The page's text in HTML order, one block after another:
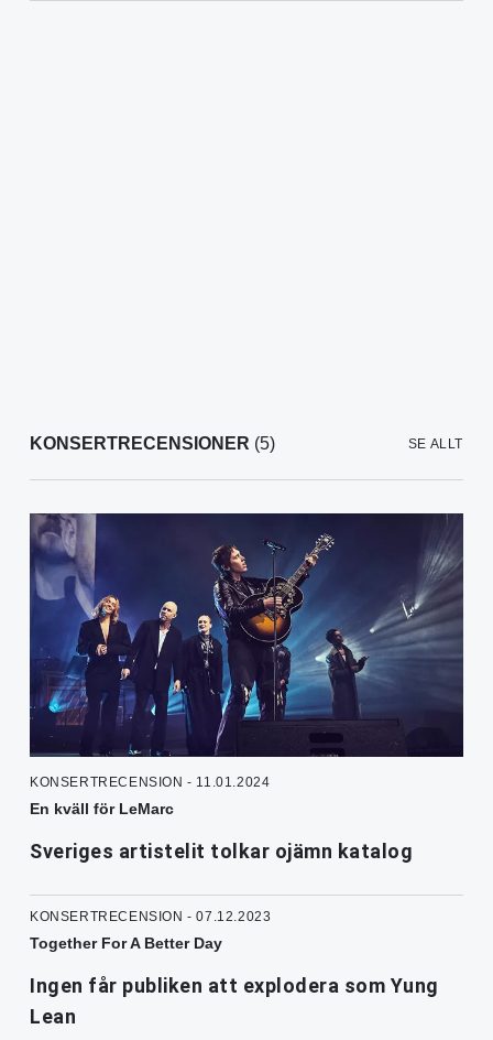
KONSERTRECENSIONER (5) SE ALLT
KONSERTRECENSION - 11.01.2024
En kväll för LeMarc
Sveriges artistelit tolkar ojämn katalog
KONSERTRECENSION - 07.12.2023
Together For A Better Day
Ingen får publiken att explodera som Yung
Lean